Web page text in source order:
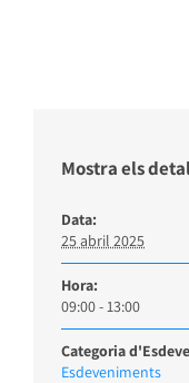
Mostra els
Data:
25 abril 2025
Hora:
09:00 - 13:00
Categoria
Esdeveniments